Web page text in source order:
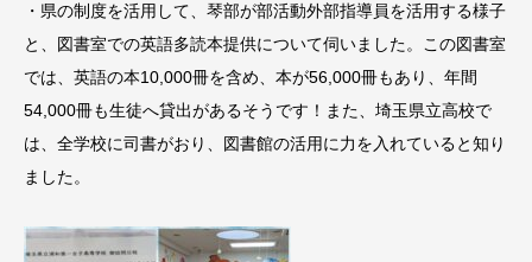
・県の制度を活用して、琴部が部活動外部指導員を活用する様子
と、図書室での英語多読本提供について伺いました。この図書室
では、英語の本10,000冊を含め、本が56,000冊もあり、年間
54,000冊も生徒へ貸出があるそうです！また、埼玉県立高校で
は、全学校に司書がおり、図書館の活用に力を入れていると知り
ました。